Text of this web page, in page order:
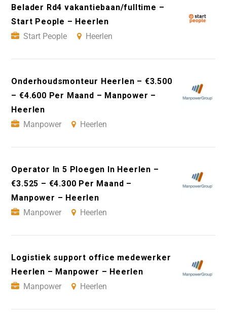
Belader Rd4 vakantiebaan/fulltime –
Start People – Heerlen
Start People
Heerlen
Onderhoudsmonteur Heerlen – €3.500
– €4.600 Per Maand – Manpower –
Heerlen
Manpower
Heerlen
Operator In 5 Ploegen In Heerlen –
€3.525 – €4.300 Per Maand –
Manpower – Heerlen
Manpower
Heerlen
Logistiek support office medewerker
Heerlen – Manpower – Heerlen
Manpower
Heerlen